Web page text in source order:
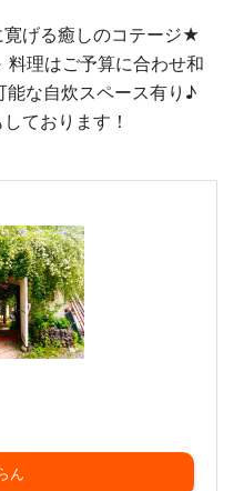
げる癒しのコテージ★
料理はご予算に合わせ和
能な自炊スペース有り♪
ております！
ん